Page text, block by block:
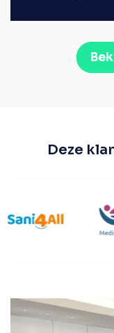
Deze